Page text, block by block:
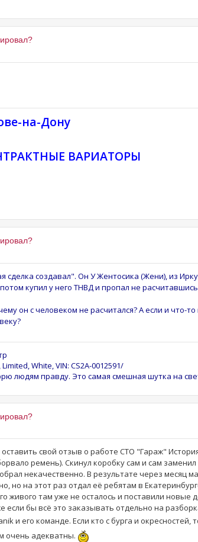
на-Дону
ВАРИАТОРЫ
сделка создавал". Он У Жентосика (Жени), из
купил у него ТНВД и пропал не
он с человеком не расчитался? А если и что-
White, VIN: CS2A-0012591/
людям правду. Это самая смешная шутка на
свой отзыв о работе СТО "Гараж"
ремень). Скинул коробку сам и сам
некачественно. В результате через месяц
но на этот раз отдал её ребятам в
живого там уже не осталось и поставили новые
если бы всё это заказывать отдельно на
и его команде. Если кто с бурга и
очень адекватны.